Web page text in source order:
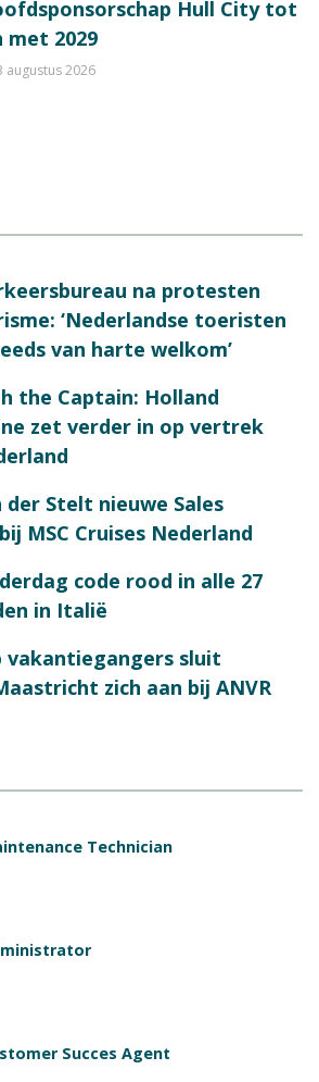
Hull City tot
met 2029
augustus 2026
na protesten
‘Nederlandse toeristen
van harte welkom’
the Captain: Holland
zet verder in op vertrek
der Stelt nieuwe Sales
MSC Cruises Nederland
code rood in alle 27
in Italië
vakantiegangers sluit
zich aan bij ANVR
Technician
Succes Agent